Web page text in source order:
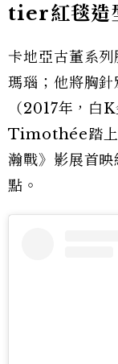
tier紅毯造
卡地亞古董系
瑪瑙；他將胸
（2017年，白
Timothée踏上
瀚戰》影展首
點。